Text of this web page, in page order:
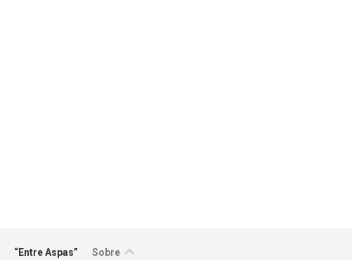
“Entre Aspas” Sobre